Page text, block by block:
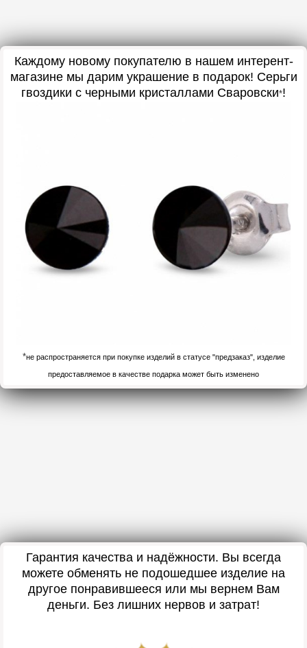
Каждому новому покупателю в нашем интерент-
магазине мы дарим украшение в подарок! Серьги
гвоздики с черными кристаллами Сваровски*!
*не распространяется при покупке изделий в статусе "предзаказ", изделие
предоставляемое в качестве подарка может быть изменено
Гарантия качества и надёжности. Вы всегда
можете обменять не подошедшее изделие на
другое понравившееся или мы вернем Вам
деньги. Без лишних нервов и затрат!